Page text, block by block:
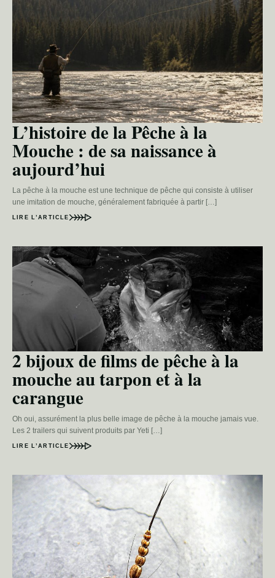
L’histoire de la Pêche à la
Mouche : de sa naissance à
aujourd’hui
La pêche à la mouche est une technique de pêche qui consiste à utiliser
une imitation de mouche, généralement fabriquée à partir […]
LIRE L’ARTICLE
2 bijoux de films de pêche à la
mouche au tarpon et à la
carangue
Oh oui, assurément la plus belle image de pêche à la mouche jamais vue.
Les 2 trailers qui suivent produits par Yeti […]
LIRE L’ARTICLE